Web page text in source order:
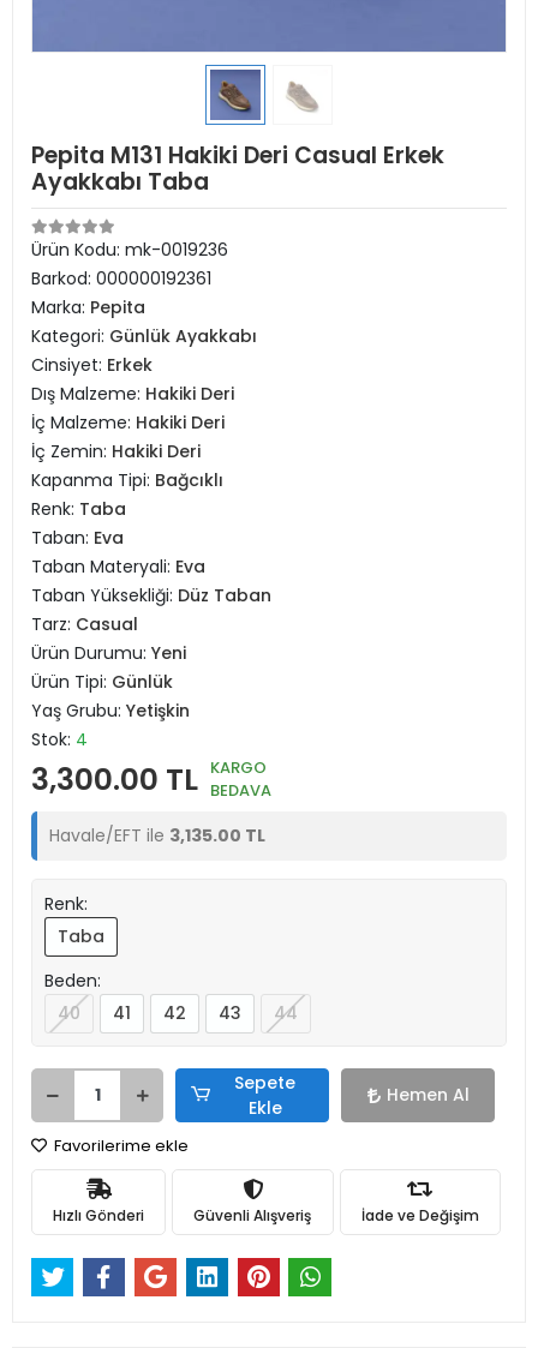
Pepita M131 Hakiki Deri Casual Erkek
Ayakkabı Taba
Ürün Kodu: mk-0019236
Barkod: 000000192361
Marka: Pepita
Kategori: Günlük Ayakkabı
Cinsiyet: Erkek
Dış Malzeme: Hakiki Deri
İç Malzeme: Hakiki Deri
İç Zemin: Hakiki Deri
Kapanma Tipi: Bağcıklı
Renk: Taba
Taban: Eva
Taban Materyali: Eva
Taban Yüksekliği: Düz Taban
Tarz: Casual
Ürün Durumu: Yeni
Ürün Tipi: Günlük
Yaş Grubu: Yetişkin
Stok: 4
3,300.00 TL KARGO
BEDAVA
Havale/EFT ile 3,135.00 TL
Renk:
Taba
Beden:
40
41 42 43 44
Sepete
Ekle
Hemen Al
Favorilerime ekle
Hızlı Gönderi Güvenli Alışveriş İade ve Değişim